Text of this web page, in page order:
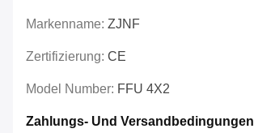
Markenname: ZJNF
Zertifizierung: CE
Model Number: FFU 4X2
Zahlungs- Und Versandbedingungen